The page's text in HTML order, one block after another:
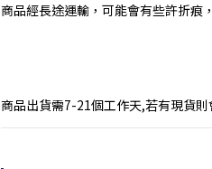
商品經長途運輸，可能會有些許折痕
商品出貨需7-21個工作天,若有現貨則